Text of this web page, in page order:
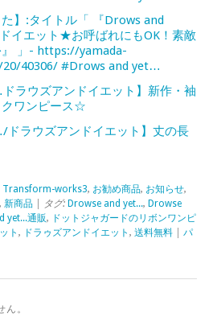
た】:タイトル「 『Drows and
イエット★お呼ばれにもOK！素敵
」- https://yamada-
40306/ #Drows and yet…
ラウズアンドイエット】新作・袖
クワンピース☆
ドラウズアンドイエット】丈の長
Transform-works3, お勧め商品, お知らせ,
, 新商品 | タグ: Drowse and yet..., Drowse
yet...通販, ドットジャガードのリボンワンピ
ト , ドラゥズアンドイエット , 送料無料
パ
。